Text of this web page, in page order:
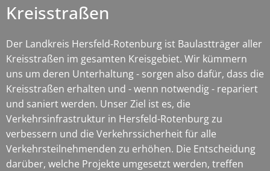
Kreisstraßen
Der Landkreis Hersfeld-Rotenburg ist Baulastträger aller
Kreisstraßen im gesamten Kreisgebiet. Wir kümmern
uns um deren Unterhaltung - sorgen also dafür, dass die
Kreisstraßen erhalten und - wenn notwendig - repariert
und saniert werden. Unser Ziel ist es, die
Verkehrsinfrastruktur in Hersfeld-Rotenburg zu
verbessern und die Verkehrssicherheit für alle
Verkehrsteilnehmenden zu erhöhen. Die Entscheidung
darüber, welche Projekte umgesetzt werden, treffen